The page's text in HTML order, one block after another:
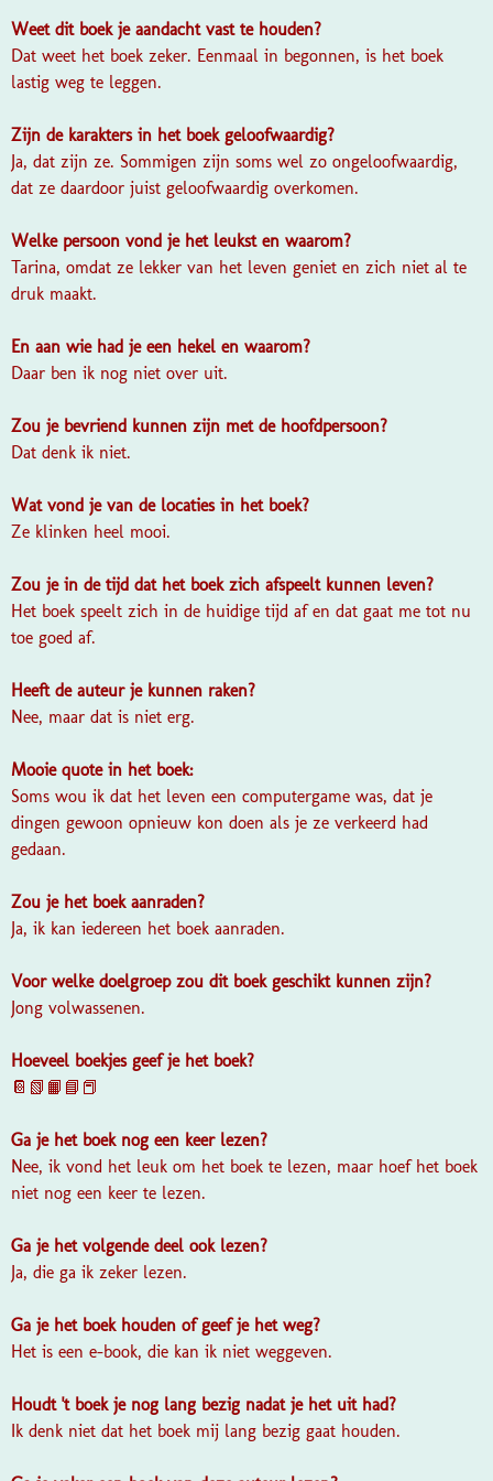
Weet dit boek je aandacht vast te houden?
Dat weet het boek zeker. Eenmaal in begonnen, is het boek
lastig weg te leggen.
Zijn de karakters in het boek geloofwaardig?
Ja, dat zijn ze. Sommigen zijn soms wel zo ongeloofwaardig,
dat ze daardoor juist geloofwaardig overkomen.
Welke persoon vond je het leukst en waarom?
Tarina, omdat ze lekker van het leven geniet en zich niet al te
druk maakt.
En aan wie had je een hekel en waarom?
Daar ben ik nog niet over uit.
Zou je bevriend kunnen zijn met de hoofdpersoon?
Dat denk ik niet.
Wat vond je van de locaties in het boek?
Ze klinken heel mooi.
Zou je in de tijd dat het boek zich afspeelt kunnen leven?
Het boek speelt zich in de huidige tijd af en dat gaat me tot nu
toe goed af.
Heeft de auteur je kunnen raken?
Nee, maar dat is niet erg.
Mooie quote in het boek:
Soms wou ik dat het leven een computergame was, dat je
dingen gewoon opnieuw kon doen als je ze verkeerd had
gedaan.
Zou je het boek aanraden?
Ja, ik kan iedereen het boek aanraden.
Voor welke doelgroep zou dit boek geschikt kunnen zijn?
Jong volwassenen.
Hoeveel boekjes geef je het boek?
📔📗📙📘📕
Ga je het boek nog een keer lezen?
Nee, ik vond het leuk om het boek te lezen, maar hoef het boek
niet nog een keer te lezen.
Ga je het volgende deel ook lezen?
Ja, die ga ik zeker lezen.
Ga je het boek houden of geef je het weg?
Het is een e-book, die kan ik niet weggeven.
Houdt 't boek je nog lang bezig nadat je het uit had?
Ik denk niet dat het boek mij lang bezig gaat houden.